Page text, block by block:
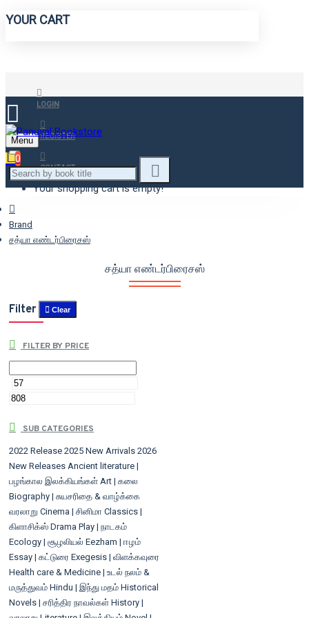
YOUR CART
LOGIN
REGISTER
CONTACT
Menu
0
Your shopping cart is empty!
Brand
சத்யா எண்டர்பிரைசஸ்
சத்யா எண்டர்பிரைசஸ்
Filter Clear
FILTER BY PRICE
SUB CATEGORIES
2022 Release 2025 New Arrivals 2026
New Releases Ancient literature |
பழங்கால இலக்கியங்கள் Art | கலை
Biography | சுயசரிதை & வாழ்க்கை
வரலாறு Cinema | சினிமா Classics |
கிளாசிக்ஸ் Drama Play | நாடகம்
Ecology | சூழலியல் Eezham | ஈழம்
Essay | கட்டுரை Exegesis | விளக்கவுரை
Health care & Medicine | உடல் நலம் &
மருத்துவம் Hindu | இந்து மதம் Historical
Novels | சரித்திர நாவல்கள் History |